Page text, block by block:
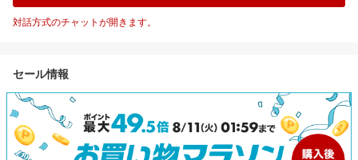
対話方式のチャットが開きます。
セール情報